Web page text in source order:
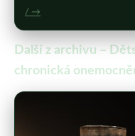
/ →
Další z archivu –
chronická